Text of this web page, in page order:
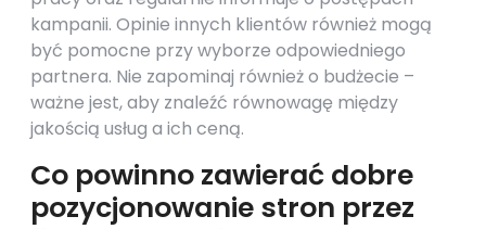
kampanii. Opinie innych klientów również mogą
być pomocne przy wyborze odpowiedniego
partnera. Nie zapominaj również o budżecie –
ważne jest, aby znaleźć równowagę między
jakością usług a ich ceną.
Co powinno zawierać dobre
pozycjonowanie stron przez